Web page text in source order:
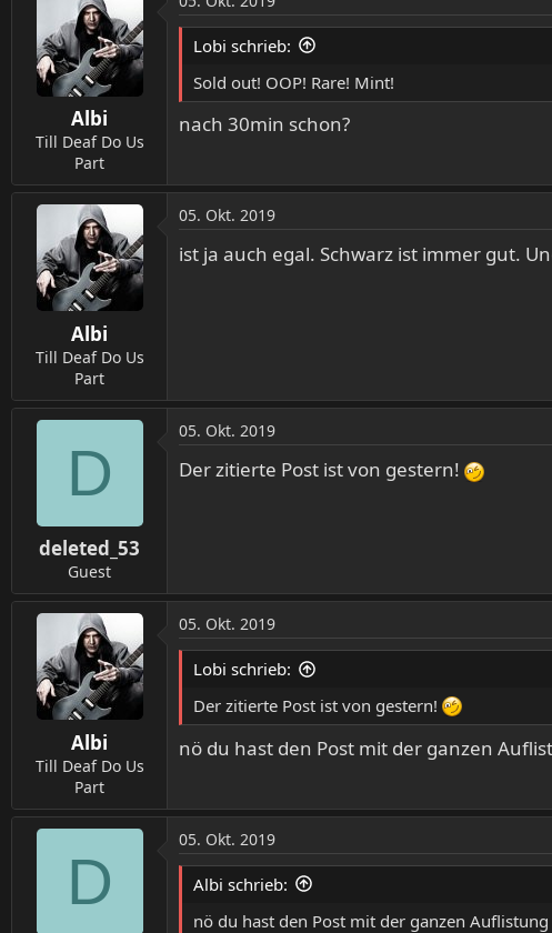
k
t
o
n
e
Albi
Till Deaf Do Us
Part
Lobi schrieb:
Sold out! OOP! Rare! Mint!
nach 30min schon?
Albi
Till Deaf Do Us
Part
05. Okt. 2019
ist ja auch egal. Schwarz ist immer gut.
D
deleted_53
Guest
05. Okt. 2019
Der zitierte Post ist von gestern!
Albi
Till Deaf Do Us
Part
05. Okt. 2019
Lobi schrieb:
Der zitierte Post ist von gestern!
nö du hast den Post mit der ganzen
D
05. Okt. 2019
Albi schrieb:
nö du hast den Post mit der ganzen